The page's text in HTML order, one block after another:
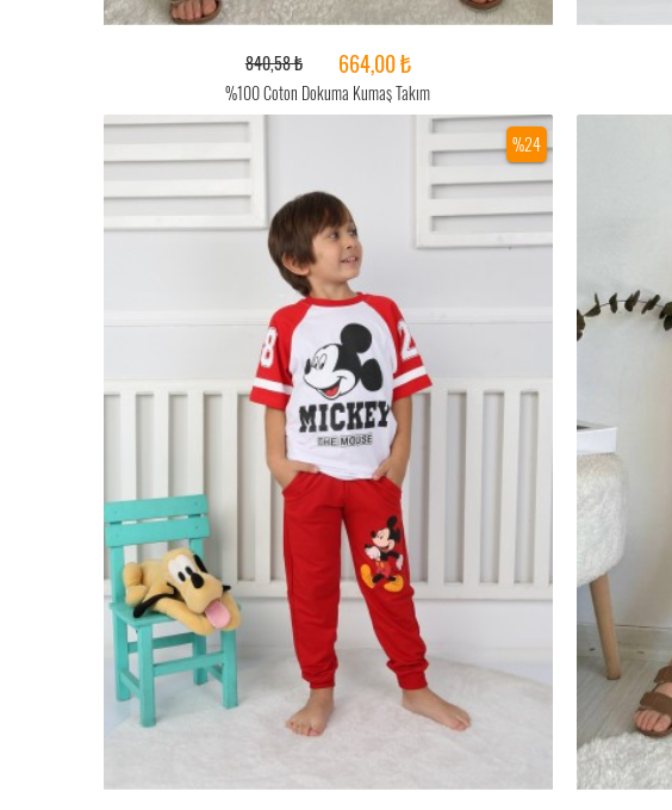
840,58 ₺ 664,00 ₺
%100 Coton Dokuma Kumaş Takım
%24